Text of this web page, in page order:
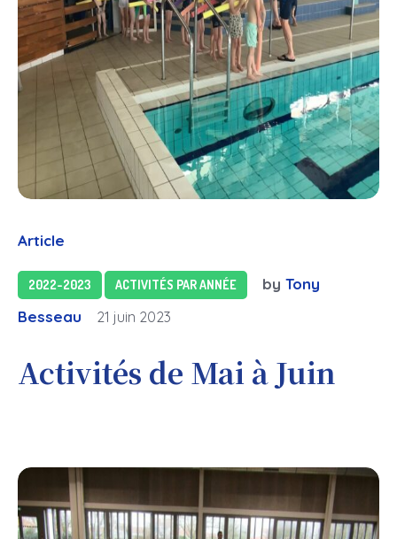
Article
2022-2023 ACTIVITÉS PAR ANNÉE by Tony
Besseau
21 juin 2023
Activités de Mai à Juin